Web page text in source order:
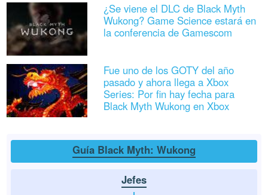
¿Se viene el DLC de Black Myth
Wukong? Game Science estará en
la conferencia de Gamescom
Fue uno de los GOTY del año
pasado y ahora llega a Xbox
Series: Por fin hay fecha para
Black Myth Wukong en Xbox
Guía Black Myth: Wukong
Jefes